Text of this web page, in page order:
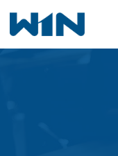
を